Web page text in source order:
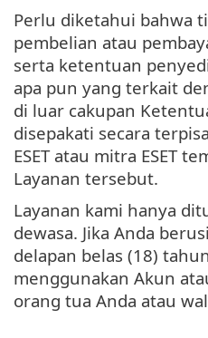
Perlu diketahui bahwa
pembelian atau
serta ketentuan
apa pun yang terkait
di luar cakupan
disepakati secara
ESET atau mitra ESET
Layanan tersebut.
Layanan kami hanya
dewasa. Jika Anda
delapan belas (18)
menggunakan Akun
orang tua Anda atau